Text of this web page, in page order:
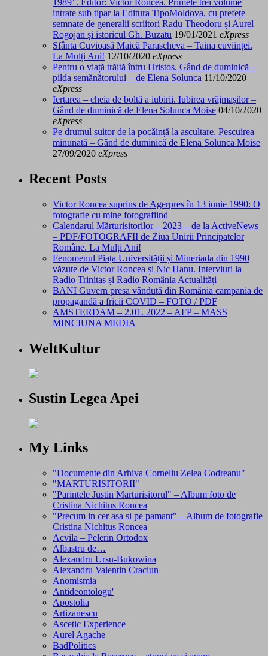
1989”. Editor: Victor Roncea. Primele trei volume
intrate sub tipar la Editura TipoMoldova, cu prefețe
semnate de generalii scriitori Radu Theodoru și Aurel
Rogojan și istoricul Gh. Buzatu 19/01/2021 eXpress
Sfânta Cuvioasă Maică Parascheva – Taina cuviinței.
La Mulți Ani! 12/10/2020 eXpress
Pentru o viață trăită întru Hristos. Gând de duminică –
pilda semănătorului – de Elena Solunca 11/10/2020
eXpress
Iertarea – cheia de boltă a iubirii. Iubirea vrăjmașilor –
Gând de duminică de Elena Solunca Moise 04/10/2020
eXpress
Pe drumul suitor de la pocăință la ascultare. Pescuirea
minunată – Gând de duminică de Elena Solunca Moise
27/09/2020 eXpress
Recent Posts
Victor Roncea suprins de Agerpres în 13 iunie 1990: O
fotografie cu mine fotografiind
Calendarul Mărturisitorilor – 2023 – de la ActiveNews
– PDF/FOTOGRAFII de Ziua Unirii Principatelor
Române. La Mulți Ani!
Fenomenul Piața Universității și Mineriada din 1990
văzute de Victor Roncea și Nic Hanu. Interviuri la
Radio Trinitas și Radio România Actualități
BANI Guvern presa vândută din România campania de
propagandă a fricii COVID – FOTO / PDF
AMSTERDAM – 2.01. 2022 – AFP – MASS
MINCIUNA MEDIA
WeltKultur
Sustin Legea Apei
My Links
"Documente din Arhiva Corneliu Zelea Codreanu"
"MARTURISITORII"
"Parintele Justin Marturisitorul" – Album foto de
Cristina Nichitus Roncea
"Precum in cer asa si pe pamant" – Album de fotografie
Cristina Nichitus Roncea
Acvila – Pelerin Ortodox
Albastru de…
Alexandru Ursu-Bukowina
Alexandru Valentin Craciun
Anomismia
Antideontologu'
Apostolia
Artizanescu
Ascetic Experience
Aurel Agache
BadPolitics